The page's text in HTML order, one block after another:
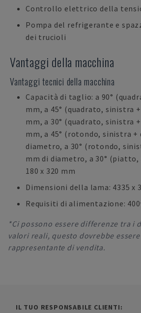
Controllo elettrico della
Pompa del refrigerante e
dei trucioli
Vantaggi della macchina
Vantaggi tecnici della macchina
Capacità di taglio: a 90°
mm, a 45° (quadrato, sinistra
mm, a 30° (quadrato, sinistra
mm, a 45° (rotondo, sinistra +
diametro, a 30° (rotondo,
mm di diametro, a 30°
180 x 320 mm
Dimensioni della lama: 4335 x
Requisiti di alimentazione:
*Ci possono essere differenze tra i
valori reali, questo dovrebbe
rappresentante di vendita.
IL TUO RESPONSABILE CLIENTI: